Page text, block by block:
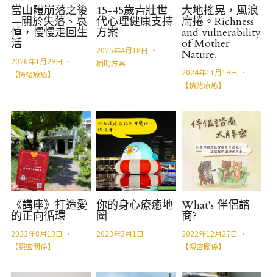
搜索
past22now@gmail.com
當山體崩落之後
—關於失落、哀
悼，慢慢走回生
活
2026年1月29日 ·
【情緒療癒】
15-45歲青壯世
代心理健康支持
方案
2025年4月18日 ·
補助方案
大地搖晃，風浪
席捲。Richness
and vulnerability
of Mother
Nature.
2024年11月19日 ·
【情緒療癒】
《講座》打造愛
的正向循環
2023年8月13日 ·
【親密關係】
你的身心療癒地
圖
2023年3月1日
What's 伴侶諮
商?
2022年12月27日 ·
【親密關係】